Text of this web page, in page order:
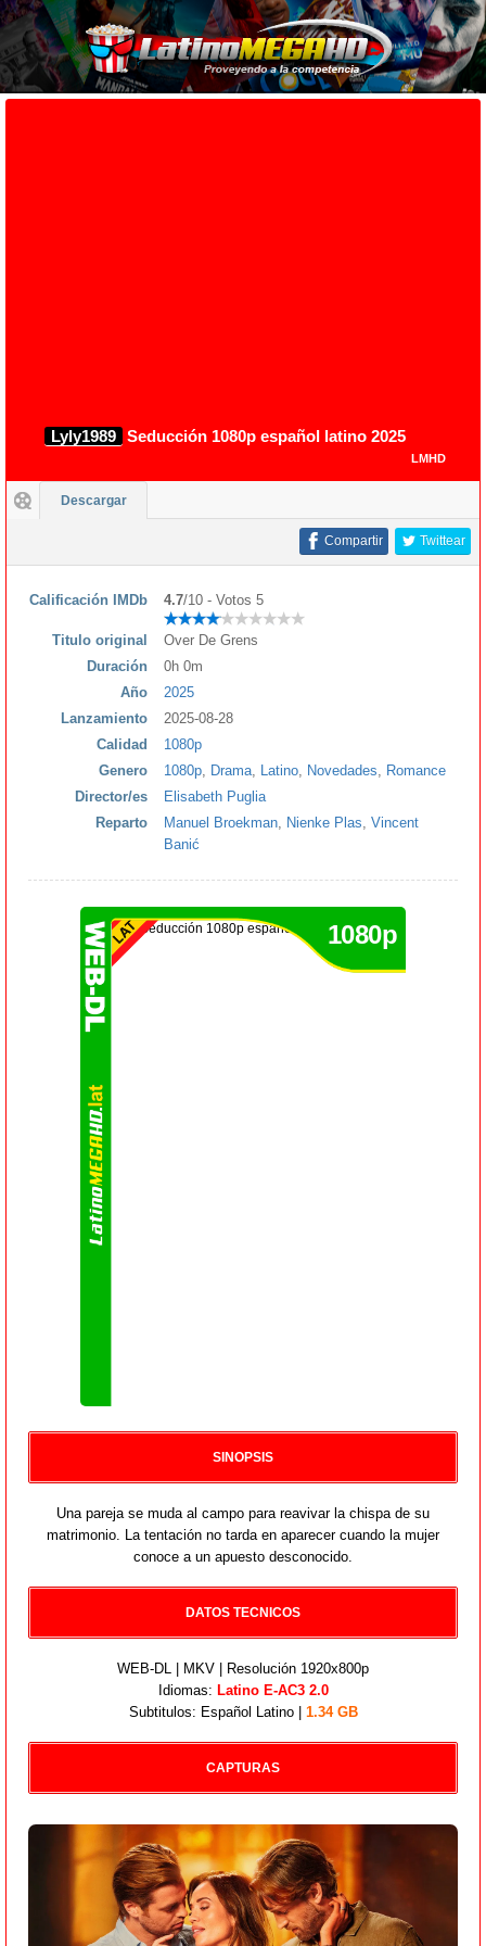
Lyly1989 Seducción 1080p español latino 2025
LMHD
Descargar
Twittear
Compartir
Calificación IMDb 4.7/10 - Votos 5
Titulo original
Over De Grens
Duración
0h 0m
Año
2025
Lanzamiento
2025-08-28
Calidad
1080p
Genero
1080p Drama Latino Novedades
Romance
Director/es
Elisabeth Puglia
Reparto
Manuel Broekman Nienke Plas Vincent
Banić
1080p
SINOPSIS
Una pareja se muda al campo para reavivar la chispa de su
matrimonio. La tentación no tarda en aparecer cuando la mujer
conoce a un apuesto desconocido.
DATOS TECNICOS
WEB-DL | MKV | Resolución 1920x800p
Idiomas: Latino E-AC3 2.0
Subtitulos: Español Latino | 1.34 GB
CAPTURAS